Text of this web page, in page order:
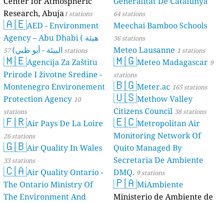
Research, Abuja1 stations
🇦🇪AED - Environment
Agency – Abu Dhabi ( هيئة
البيئة - أبو ظبي) 57 stations
🇲🇪Agencija Za Zaštitu
Prirode I životne Sredine -
Montenegro Environement
Protection Agency 10
stations
🇫🇷Air Pays De La Loire
26 stations
🇬🇧Air Quality In Wales
33 stations
🇨🇦Air Quality Ontario -
The Ontario Ministry Of
The Environment And
64 stations
Meechai Bamboo Schools
36 stations
Meteo Lausanne 1 stations
🇲🇬Meteo Madagascar 9
stations
🇧🇬Meter.ac 165 stations
🇺🇸Methow Valley
Citizens Council 38 stations
🇪🇨Metropolitan Air
Monitoring Network Of
Quito Managed By
Secretaria De Ambiente
DMQ. 9 stations
🇵🇦MiAmbiente
Ministerio de Ambiente de